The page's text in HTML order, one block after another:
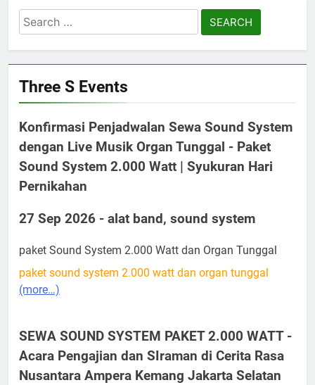
Search
for:
Three S Events
Konfirmasi Penjadwalan Sewa Sound System
dengan Live Musik Organ Tunggal - Paket
Sound System 2.000 Watt | Syukuran Hari
Pernikahan
27 Sep 2026 - alat band, sound system
paket Sound System 2.000 Watt dan Organ Tunggal
paket sound system 2.000 watt dan organ tunggal
(more…)
SEWA SOUND SYSTEM PAKET 2.000 WATT -
Acara Pengajian dan SIraman di Cerita Rasa
Nusantara Ampera Kemang Jakarta Selatan